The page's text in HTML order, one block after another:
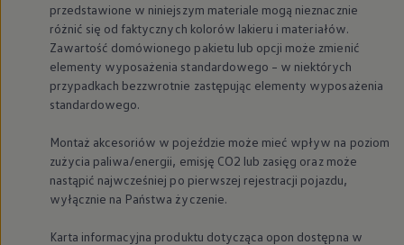
przedstawione w niniejszym materiale mogą nieznacznie
różnić się od faktycznych kolorów lakieru i materiałów.
Zawartość domówionego pakietu lub opcji może zmienić
elementy wyposażenia standardowego – w niektórych
przypadkach bezzwrotnie zastępując elementy wyposażenia
standardowego.
Montaż akcesoriów w pojeździe może mieć wpływ na poziom
zużycia paliwa/energii, emisję CO2 lub zasięg oraz może
nastąpić najwcześniej po pierwszej rejestracji pojazdu,
wyłącznie na Państwa życzenie.
Karta informacyjna produktu dotycząca opon dostępna w